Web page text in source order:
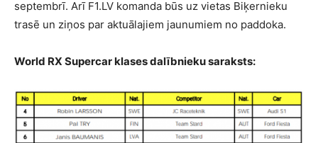
septembrī. Arī F1.LV komanda būs uz vietas Biķernieku
trasē un ziņos par aktuālajiem jaunumiem no paddoka.
World RX Supercar klases dalībnieku saraksts: